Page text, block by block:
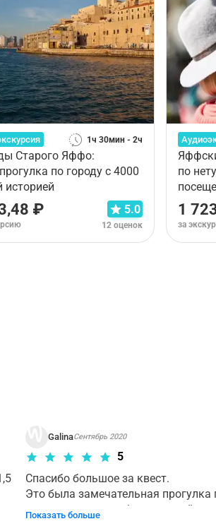
1ч 30мин - 2ч
Старого Яффо:
по городу с 4000
историей
₽ 5.0
12 оценок
по
1
за
тура. Пожалуйста,
GalinaСентябрь 2020
5
Спасибо большое за квест.
Это была замечательная прогулка
интересному и необычному
Показать больше